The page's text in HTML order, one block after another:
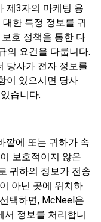
제3자의 마케팅 용
한 특정 정보를 귀
호 정책을 통한 다
의 요건을 다룹니다.
당사가 전자 정보를
이 있으시면 당사
습니다.
깥에 또는 귀하가 속
보호적이지 않은
귀하의 정보가 전송
아닌 곳에 위치하
택하면, McNeel은
서 정보를 처리합니